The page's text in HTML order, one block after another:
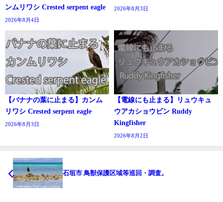
ンムリワシ Crested serpent eagle
2026年8月4日
2026年8月3日
【バナナの葉に止まる】カンム
リワシ Crested serpent eagle
2026年8月3日
【電線にも止まる】リュウキュ
ウアカショウビン Ruddy
Kingfisher
2026年8月2日
石垣市 鳥獣保護区域等巡回・調査。